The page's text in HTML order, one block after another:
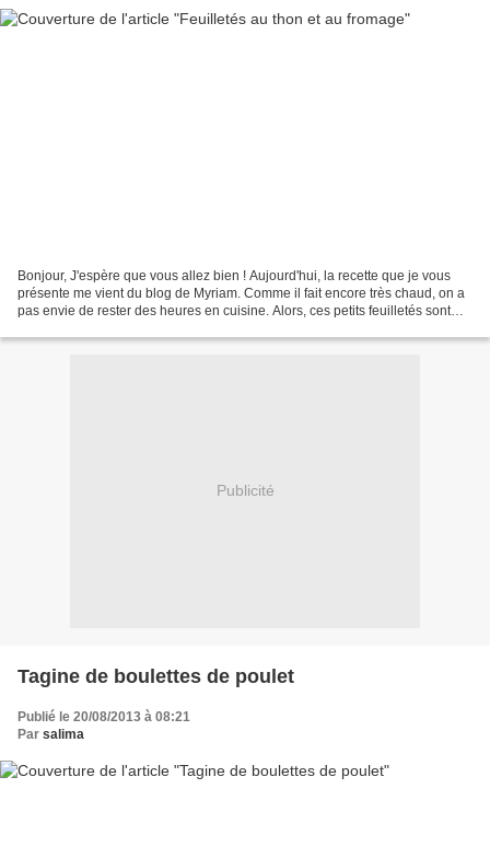
Bonjour, J'espère que vous allez bien ! Aujourd'hui, la recette que je vous
présente me vient du blog de Myriam. Comme il fait encore très chaud, on a
pas envie de rester des heures en cuisine. Alors, ces petits feuilletés sont
Publicité
Tagine de boulettes de poulet
Publié le 20/08/2013 à 08:21
Par salima